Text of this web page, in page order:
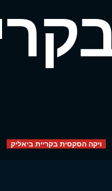
ויקה הסקסית בקריית ביאליק